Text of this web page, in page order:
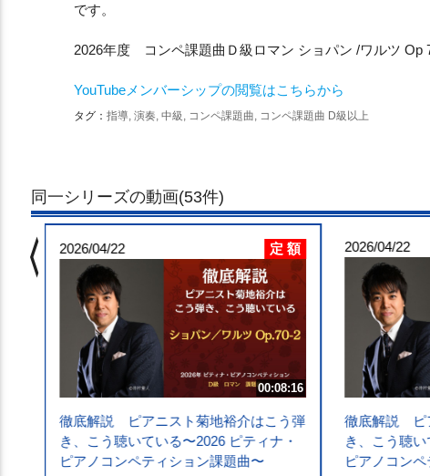
です。
2026年度 コンペ課題曲Ｄ級ロマン ショパン /ワルツ Op
YouTubeメンバーシップの閲覧はこちらから
タグ： 指導, 演奏, 中級, コンペ課題曲, コンペ課題曲 D級以上
同一シリーズの動画(53件)
2026/04/22 定 額
00:08:16
徹底解説 ピアニスト菊地裕介はこう弾
き、こう聴いている〜2026 ピティナ・
ピアノコンペティション課題曲〜
2026/04/22
徹底解説 ピ
き、こう聴い
ピアノコン
chevron_left